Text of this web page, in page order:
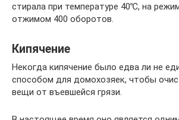
стирала при температуре 40℃, на
отжимом 400 оборотов.
Кипячение
Некогда кипячение было едва ли не
способом для домохозяек, чтобы
вещи от въевшейся грязи.